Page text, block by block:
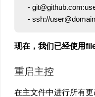
-
现在，我们已经使用
重启主控
在主文件中进行所有